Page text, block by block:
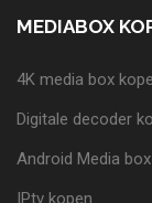
MEDIABOX
4K media box
Digitale decoder
Android Media
IPtv kopen